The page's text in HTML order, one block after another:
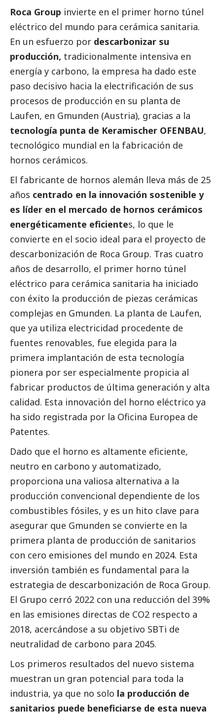
Roca Group invierte en el primer horno túnel
eléctrico del mundo para cerámica sanitaria.
En un esfuerzo por descarbonizar su
producción, tradicionalmente intensiva en
energía y carbono, la empresa ha dado este
paso decisivo hacia la electrificación de sus
procesos de producción en su planta de
Laufen, en Gmunden (Austria), gracias a la
tecnología punta de Keramischer OFENBAU,
tecnológico mundial en la fabricación de
hornos cerámicos.
El fabricante de hornos alemán lleva más de 25
años centrado en la innovación sostenible y
es líder en el mercado de hornos cerámicos
energéticamente eficientes, lo que le
convierte en el socio ideal para el proyecto de
descarbonización de Roca Group. Tras cuatro
años de desarrollo, el primer horno túnel
eléctrico para cerámica sanitaria ha iniciado
con éxito la producción de piezas cerámicas
complejas en Gmunden. La planta de Laufen,
que ya utiliza electricidad procedente de
fuentes renovables, fue elegida para la
primera implantación de esta tecnología
pionera por ser especialmente propicia al
fabricar productos de última generación y alta
calidad. Esta innovación del horno eléctrico ya
ha sido registrada por la Oficina Europea de
Patentes.
Dado que el horno es altamente eficiente,
neutro en carbono y automatizado,
proporciona una valiosa alternativa a la
producción convencional dependiente de los
combustibles fósiles, y es un hito clave para
asegurar que Gmunden se convierte en la
primera planta de producción de sanitarios
con cero emisiones del mundo en 2024. Esta
inversión también es fundamental para la
estrategia de descarbonización de Roca Group.
El Grupo cerró 2022 con una reducción del 39%
en las emisiones directas de CO2 respecto a
2018, acercándose a su objetivo SBTi de
neutralidad de carbono para 2045.
Los primeros resultados del nuevo sistema
muestran un gran potencial para toda la
industria, ya que no solo la producción de
sanitarios puede beneficiarse de esta nueva